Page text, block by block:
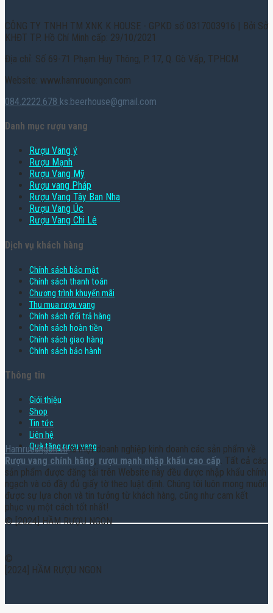
CÔNG TY TNHH TM XNK K HOUSE - GPKD số 0317003916 | Bởi Sở
KHĐT TP. Hồ Chí Minh cấp: 29/10/2021
Địa chỉ: Số 69-71 Phạm Huy Thông, P. 17, Q. Gò Vấp, TPHCM
Website: www.hamruoungon.com
084.2222.678 ks.beerhouse@gmail.com
Danh mục rượu vang
Rượu Vang ý
Rượu Mạnh
Rượu Vang Mỹ
Rượu vang Pháp
Rượu Vang Tây Ban Nha
Rượu Vang Úc
Rượu Vang Chi Lê
Dịch vụ khách hàng
Chính sách bảo mật
Chính sách thanh toán
Chương trình khuyến mãi
Thu mua rượu vang
Chính sách đổi trả hàng
Chính sách hoàn tiền
Chính sách giao hàng
Chính sách bảo hành
Thông tin
Giới thiệu
Shop
Tin tức
Liên hệ
Quà tặng rượu vang
Hamruoungon.vnlà một doanh nghiệp kinh doanh các sản phẩm về
Rượu vang chính hãng, rượu mạnh nhập khẩu cao cấp. Tất cả các
sản phẩm được đăng tải trên Website này đều được nhập khẩu chính
ngạch và có đầy đủ giấy tờ theo luật định. Chúng tôi luôn mong muốn
được sự lựa chọn và tin tưởng từ khách hàng, cũng như cam kết
phục vụ một cách tốt nhất!
© [2024] HẦM RƯỢU NGON
©
[2024] HẦM RƯỢU NGON